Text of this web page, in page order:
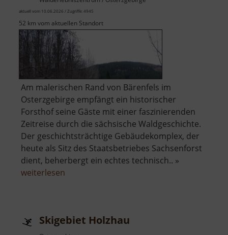
aktuell vom 10.06.2026 / Zugriffe: 4945
52 km vom aktuellen Standort
Am malerischen Rand von Bärenfels im
Osterzgebirge empfängt ein historischer
Forsthof seine Gäste mit einer faszinierenden
Zeitreise durch die sächsische Waldgeschichte.
Der geschichtsträchtige Gebäudekomplex, der
heute als Sitz des Staatsbetriebes Sachsenforst
dient, beherbergt ein echtes technisch.. »
weiterlesen
Arboretum
Skigebiet Holzhau